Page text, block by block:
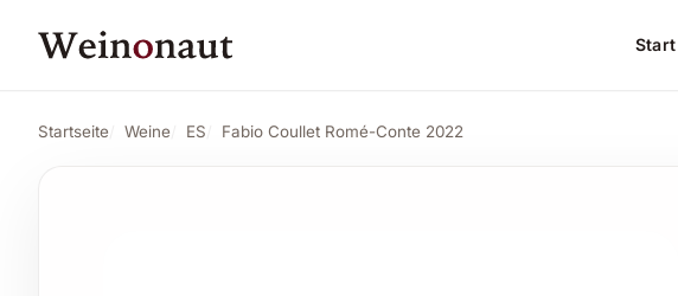
Start
Startseite Weine ES Fabio Coullet Romé-Conte 2022